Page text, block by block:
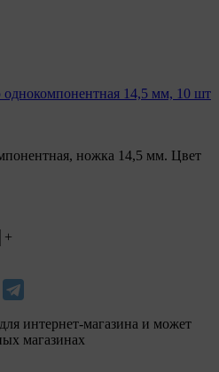
ножка 14,5 мм. Цвет
+
интернет-магазина и может
магазинах